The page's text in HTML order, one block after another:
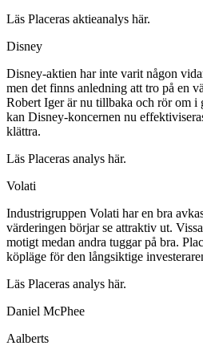
Läs Placeras aktieanalys här.
Disney
Disney-aktien har inte varit någon
men det finns anledning att tro på en
Robert Iger är nu tillbaka och rör om i
kan Disney-koncernen nu
klättra.
Läs Placeras analys här.
Volati
Industrigruppen Volati har en bra
värderingen börjar se attraktiv ut.
motigt medan andra tuggar på bra.
köpläge för den långsiktige
Läs Placeras analys här.
Daniel McPhee
Aalberts